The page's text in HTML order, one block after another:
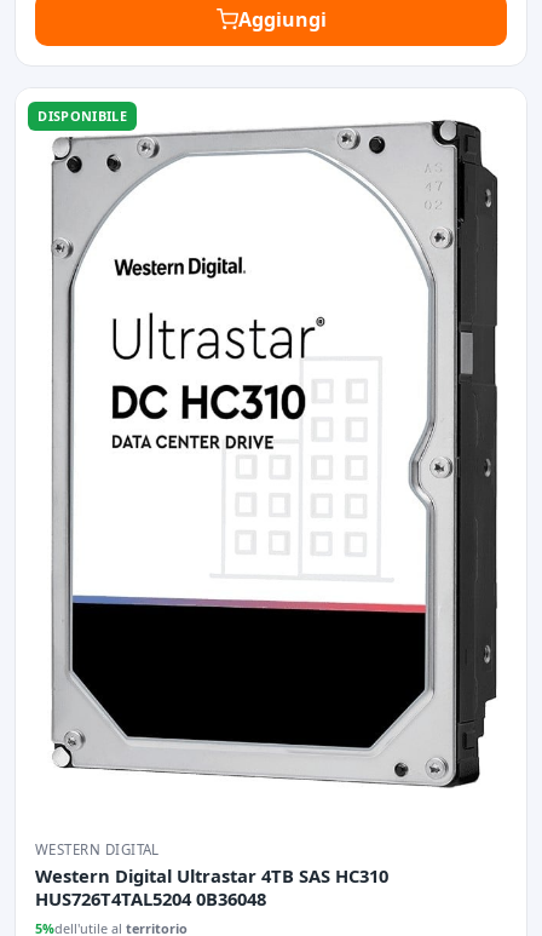
Aggiungi
DISPONIBILE
WESTERN DIGITAL
Western Digital Ultrastar 4TB SAS HC310
HUS726T4TAL5204 0B36048
5%dell'utile al territorio